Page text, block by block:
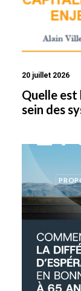
20 juillet 2026
Quelle est
sein des